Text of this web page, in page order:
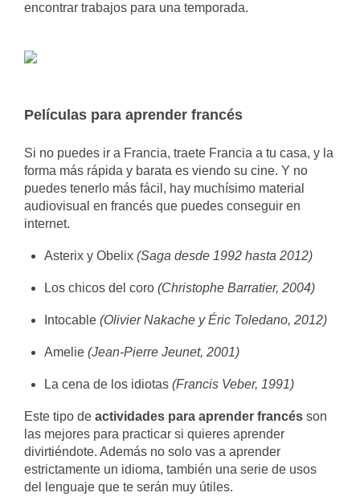
encontrar trabajos para una temporada.
Películas para aprender francés
Si no puedes ir a Francia, traete Francia a tu casa, y la
forma más rápida y barata es viendo su cine. Y no
puedes tenerlo más fácil, hay muchísimo material
audiovisual en francés que puedes conseguir en
internet.
Asterix y Obelix(Saga desde 1992 hasta 2012)
Los chicos del coro(Christophe Barratier, 2004)
Intocable(Olivier Nakache y Éric Toledano, 2012)
Amelie(Jean-Pierre Jeunet, 2001)
La cena de los idiotas(Francis Veber, 1991)
Este tipo de actividades para aprender francés son
las mejores para practicar si quieres aprender
divirtiéndote. Además no solo vas a aprender
estrictamente un idioma, también una serie de usos
del lenguaje que te serán muy útiles.